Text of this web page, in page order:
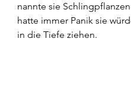
nannte sie
hatte immer Panik sie
in die Tiefe ziehen.